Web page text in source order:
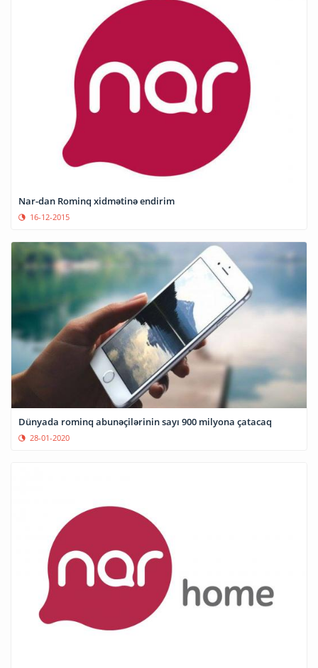
Nar-dan Rominq xidmətinə endirim
16-12-2015
Dünyada rominq abunəçilərinin sayı 900 milyona çatacaq
28-01-2020